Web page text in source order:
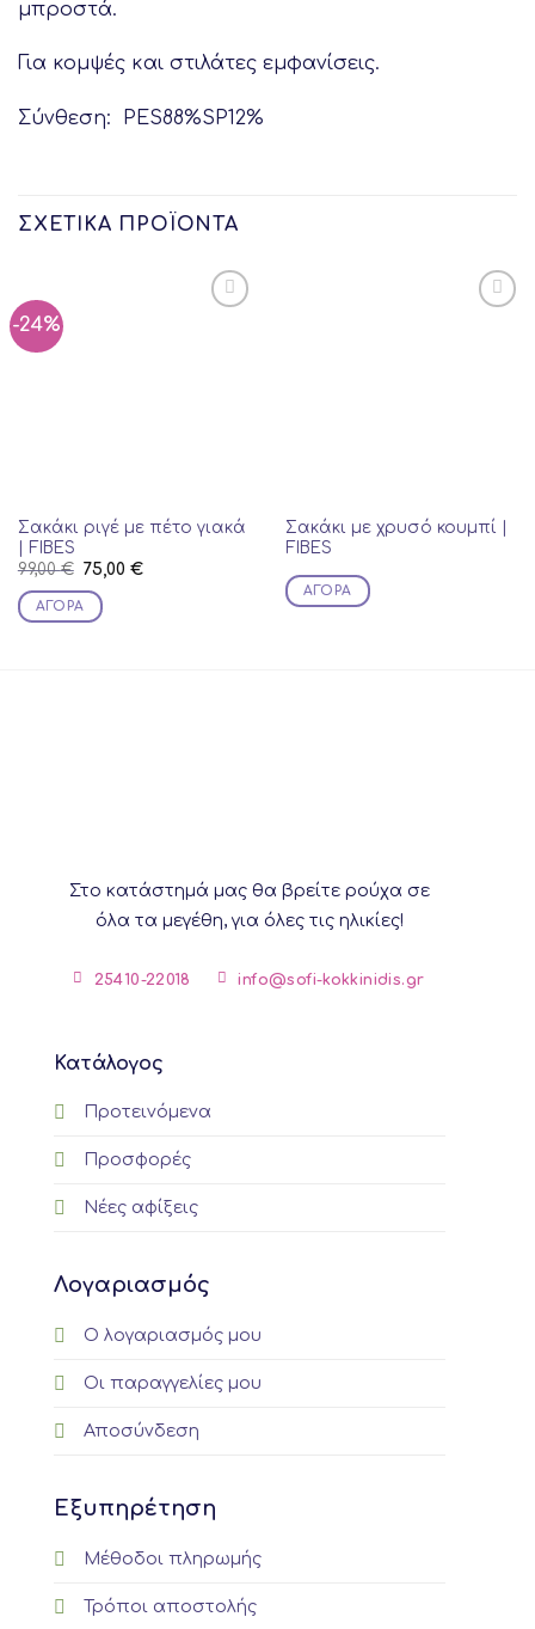
μπροστά.
Για κομψές και στιλάτες εμφανίσεις.
Σύνθεση: PES88%SP12%
ΣΧΕΤΙΚΆ ΠΡΟΪΌΝΤΑ
-24%
Σακάκι ριγέ με πέτο γιακά
| FIBES
99,00€ Original
price
was:
99,00 €.
75,00 €Current
ΑΓΟΡΆ
Σακάκι με χρυσό κουμπί |
FIBES
ΑΓΟΡΆ
Στο κατάστημά μας θα βρείτε ρούχα σε
όλα τα μεγέθη, για όλες τις ηλικίες!
25410-22018 info@sofi-kokkinidis.gr
Κατάλογος
Προτεινόμενα
Προσφορές
Νέες αφίξεις
Λογαριασμός
Ο λογαριασμός μου
Οι παραγγελίες μου
Αποσύνδεση
Εξυπηρέτηση
Μέθοδοι πληρωμής
Τρόποι αποστολής